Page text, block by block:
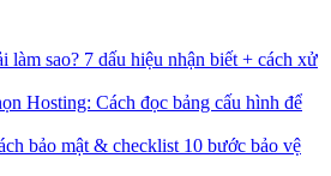
làm sao? 7 dấu hiệu nhận biết + cách xử
Hosting: Cách đọc bảng cấu hình để
bảo mật & checklist 10 bước bảo vệ